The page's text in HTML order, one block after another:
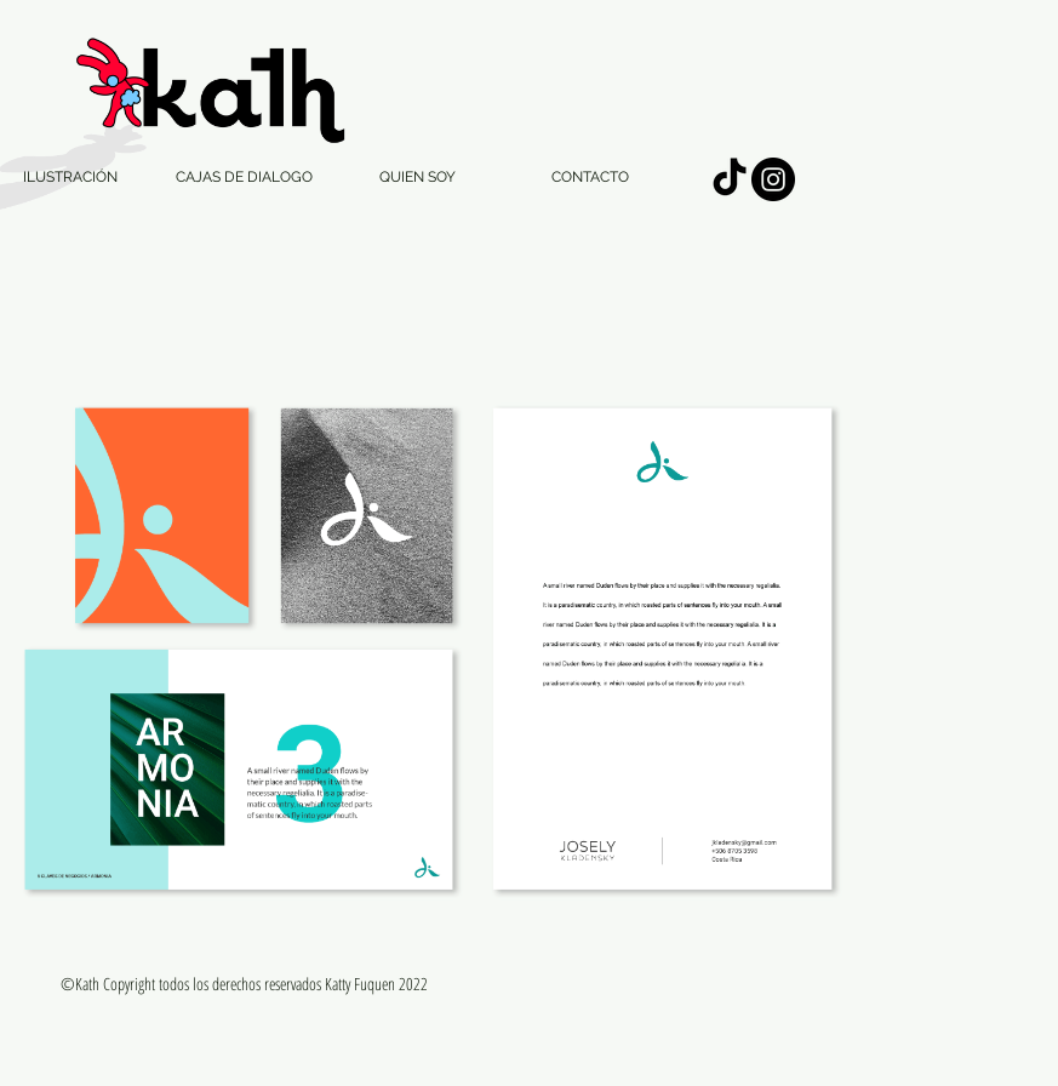
ILUSTRACIÓN CAJAS DE DIALOGO QUIEN SOY CONTACTO
©Kath Copyright todos los derechos reservados Katty Fuquen 2022